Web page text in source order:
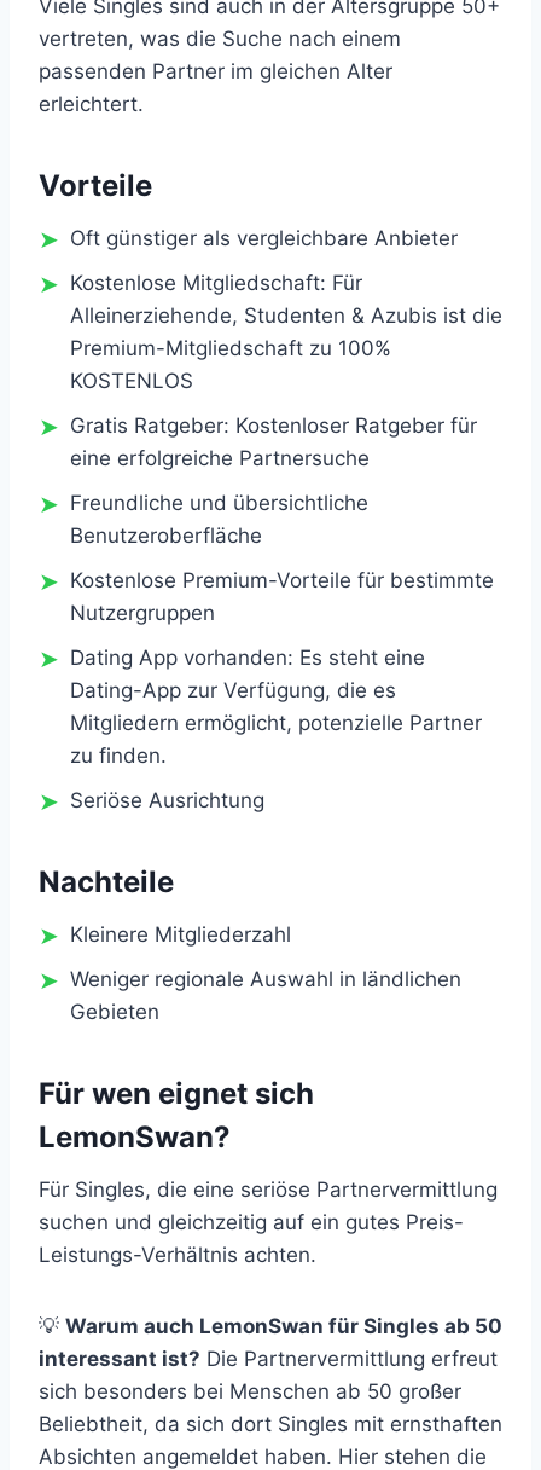
Viele Singles sind auch in der Altersgruppe 50+
vertreten, was die Suche nach einem
passenden Partner im gleichen Alter
erleichtert.
Vorteile
Oft günstiger als vergleichbare Anbieter
Kostenlose Mitgliedschaft: Für
Alleinerziehende, Studenten & Azubis ist die
Premium-Mitgliedschaft zu 100%
KOSTENLOS
Gratis Ratgeber: Kostenloser Ratgeber für
eine erfolgreiche Partnersuche
Freundliche und übersichtliche
Benutzeroberfläche
Kostenlose Premium-Vorteile für bestimmte
Nutzergruppen
Dating App vorhanden: Es steht eine
Dating-App zur Verfügung, die es
Mitgliedern ermöglicht, potenzielle Partner
zu finden.
Seriöse Ausrichtung
Nachteile
Kleinere Mitgliederzahl
Weniger regionale Auswahl in ländlichen
Gebieten
Für wen eignet sich
LemonSwan?
Für Singles, die eine seriöse Partnervermittlung
suchen und gleichzeitig auf ein gutes Preis-
Leistungs-Verhältnis achten.
💡 Warum auch LemonSwan für Singles ab 50
interessant ist? Die Partnervermittlung erfreut
sich besonders bei Menschen ab 50 großer
Beliebtheit, da sich dort Singles mit ernsthaften
Absichten angemeldet haben. Hier stehen die